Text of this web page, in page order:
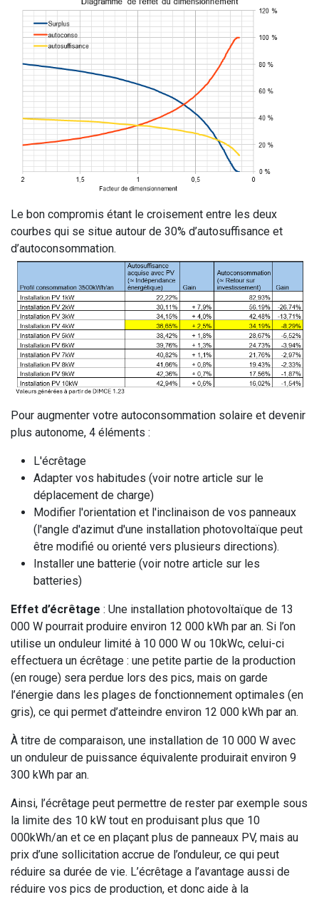
Le bon compromis étant le croisement entre les deux
courbes qui se situe autour de 30% d’autosuffisance et
d’autoconsommation.
Pour augmenter votre autoconsommation solaire et devenir
plus autonome, 4 éléments :
L'écrêtage
Adapter vos habitudes (voir notre article sur le
déplacement de charge)
Modifier l'orientation et l'inclinaison de vos panneaux
(l'angle d'azimut d'une installation photovoltaïque peut
être modifié ou orienté vers plusieurs directions).
Installer une batterie (voir notre article sur les
batteries)
Effet d’écrêtage : Une installation photovoltaïque de 13
000 W pourrait produire environ 12 000 kWh par an. Si l’on
utilise un onduleur limité à 10 000 W ou 10kWc, celui-ci
effectuera un écrêtage : une petite partie de la production
(en rouge) sera perdue lors des pics, mais on garde
l’énergie dans les plages de fonctionnement optimales (en
gris), ce qui permet d’atteindre environ 12 000 kWh par an.
À titre de comparaison, une installation de 10 000 W avec
un onduleur de puissance équivalente produirait environ 9
300 kWh par an.
Ainsi, l’écrêtage peut permettre de rester par exemple sous
la limite des 10 kW tout en produisant plus que 10
000kWh/an et ce en plaçant plus de panneaux PV, mais au
prix d’une sollicitation accrue de l’onduleur, ce qui peut
réduire sa durée de vie. L’écrêtage a l’avantage aussi de
réduire vos pics de production, et donc aide à la